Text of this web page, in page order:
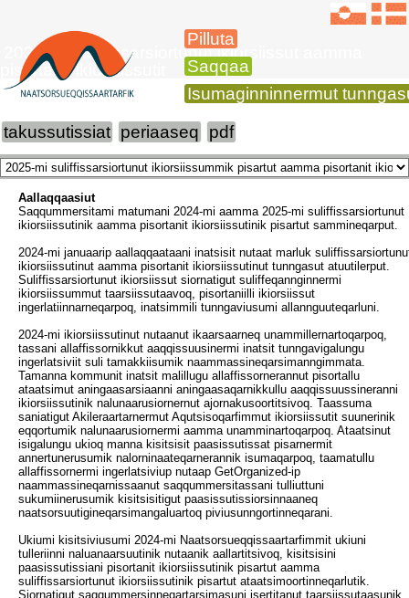
Pilluta
Saqqaa
Isumaginninnermut
2025-mi suliffissarsiortunut ikiorsiissut aamma
pisortanit ikiorsiissutit
takussutissiat periaaseq pdf